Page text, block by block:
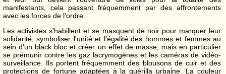
manifestants, cela passant fréquemment par des affrontements
avec les forces de l'ordre.
Les activistes s'habillent et se masquent de noir pour marquer leur
solidarité, symboliser l'unité et l'égalité des hommes et femmes au
sein d'un black bloc et créer un effet de masse, mais en particulier
se prémunir contre les gaz lacrymogènes et les caméras de vidéo-
surveillance. Ils portent fréquemment des blousons de cuir et des
protections de fortune adaptées à la guérilla urbaine. La couleur